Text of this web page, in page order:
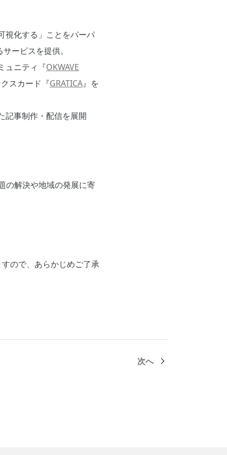
視化する」ことをパーパ
ービスを提供。
ュニティ『OKWAVE
スカード『GRATICA』を
記事制作・配信を展開
の解決や地域の発展に寄
ので、あらかじめご了承
次へ